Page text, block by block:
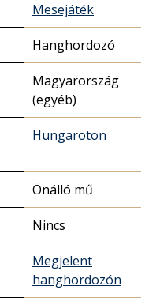
Mesejáték
Hanghordozó
Magyarország
(egyéb)
Hungaroton
Önálló mű
Nincs
Megjelent
hanghordozón